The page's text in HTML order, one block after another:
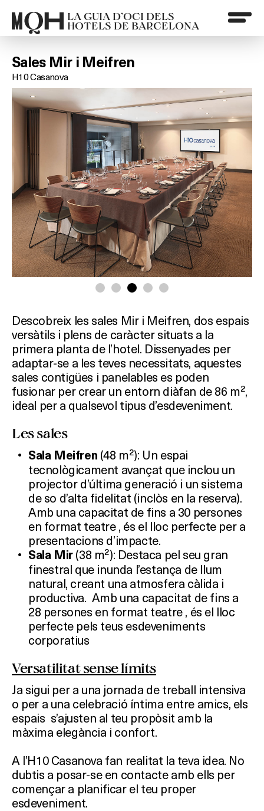
LA GUIA D’OCI DELS
HOTELS DE BARCELONA
Sales Mir i Meifren
H10 Casanova
Descobreix les sales Mir i Meifren, dos espais
versàtils i plens de caràcter situats a la
primera planta de l’hotel. Dissenyades per
adaptar-se a les teves necessitats, aquestes
sales contigües i panelables es poden
fusionar per crear un entorn diàfan de 86 m²,
ideal per a qualsevol tipus d’esdeveniment.
Les sales
Sala Meifren (48 m²): Un espai
tecnològicament avançat que inclou un
projector d’última generació i un sistema
de so d’alta fidelitat (inclòs en la reserva).
Amb una capacitat de fins a 30 persones
en format teatre , és el lloc perfecte per a
presentacions d’impacte.
Sala Mir(38 m²): Destaca pel seu gran
finestral que inunda l’estança de llum
natural, creant una atmosfera càlida i
productiva. Amb una capacitat de fins a
28 persones en format teatre , és el lloc
perfecte pels teus esdeveniments
corporatius
Versatilitat sense límits
Ja sigui per a una jornada de treball intensiva
o per a una celebració íntima entre amics, els
espais s’ajusten al teu propòsit amb la
màxima elegància i confort.
A l’H10 Casanova fan realitat la teva idea. No
dubtis a posar-se en contacte amb ells per
començar a planificar el teu proper
esdeveniment.